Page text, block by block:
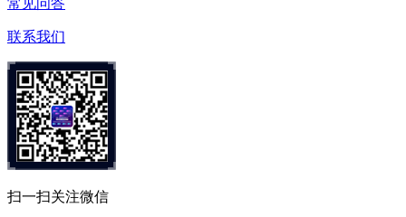
常见问答
联系我们
扫一扫关注微信